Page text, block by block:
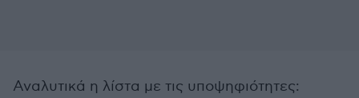
Αναλυτικά η λίστα με τις υποψηφιότητες: